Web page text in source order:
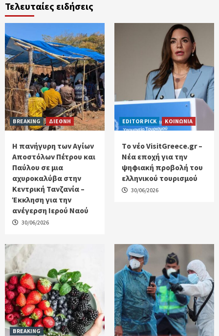
Τελευταίες ειδήσεις
BREAKING ΔΙΕΘΝΗ
Η πανήγυρη των Αγίων
Αποστόλων Πέτρου και
Παύλου σε μια
αχυροκαλύβα στην
Κεντρική Τανζανία –
Έκκληση για την
ανέγερση Ιερού Ναού
30/06/2026
EDITOR PICK ΚΟΙΝΩΝΙΑ
Tο νέο VisitGreece.gr –
Νέα εποχή για την
ψηφιακή προβολή του
ελληνικού τουρισμού
30/06/2026
BREAKING